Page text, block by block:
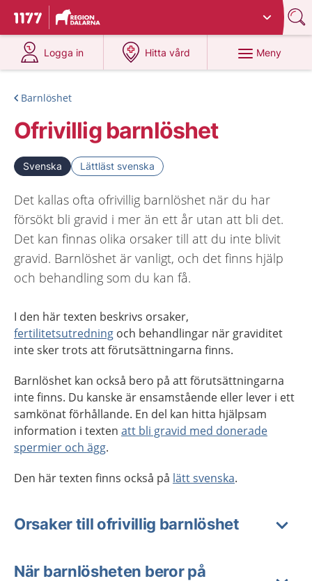
Till startsidan för 1177
Du har valt region
Logga in
på 1177.se
Hitta vård
på 1177.se
Meny
Barnlöshet
Ofrivillig barnlöshet
Svenska Lättläst svenska
Det kallas ofta ofrivillig barnlöshet när du har
försökt bli gravid i mer än ett år utan att bli det.
Det kan finnas olika orsaker till att du inte blivit
gravid. Barnlöshet är vanligt, och det finns hjälp
och behandling som du kan få.
I den här texten beskrivs orsaker,
fertilitetsutredning och behandlingar när graviditet
inte sker trots att förutsättningarna finns.
Barnlöshet kan också bero på att förutsättningarna
inte finns. Du kanske är ensamstående eller lever i ett
samkönat förhållande. En del kan hitta hjälpsam
information i texten att bli gravid med donerade
spermier och ägg.
Den här texten finns också på lätt svenska.
Orsaker till ofrivillig barnlöshet
När barnlösheten beror på